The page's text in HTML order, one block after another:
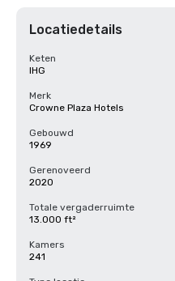
Locatiedetails
Keten
IHG
Merk
Crowne Plaza Hotels
Gebouwd
1969
Gerenoveerd
2020
Totale vergaderruimte
13.000 ft²
Kamers
241